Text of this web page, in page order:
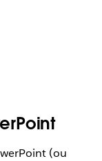
(ou